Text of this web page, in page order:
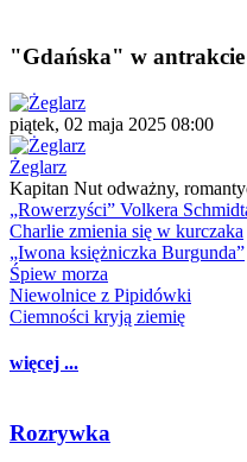
"Gdańska" w antrakcie
piątek, 02 maja 2025 08:00
Żeglarz
Kapitan Nut odważny,
„Rowerzyści” Volkera
Charlie zmienia się w kurczaka
„Iwona księżniczka Burgunda”
Śpiew morza
Niewolnice z Pipidówki
Ciemności kryją ziemię
więcej ...
Rozrywka